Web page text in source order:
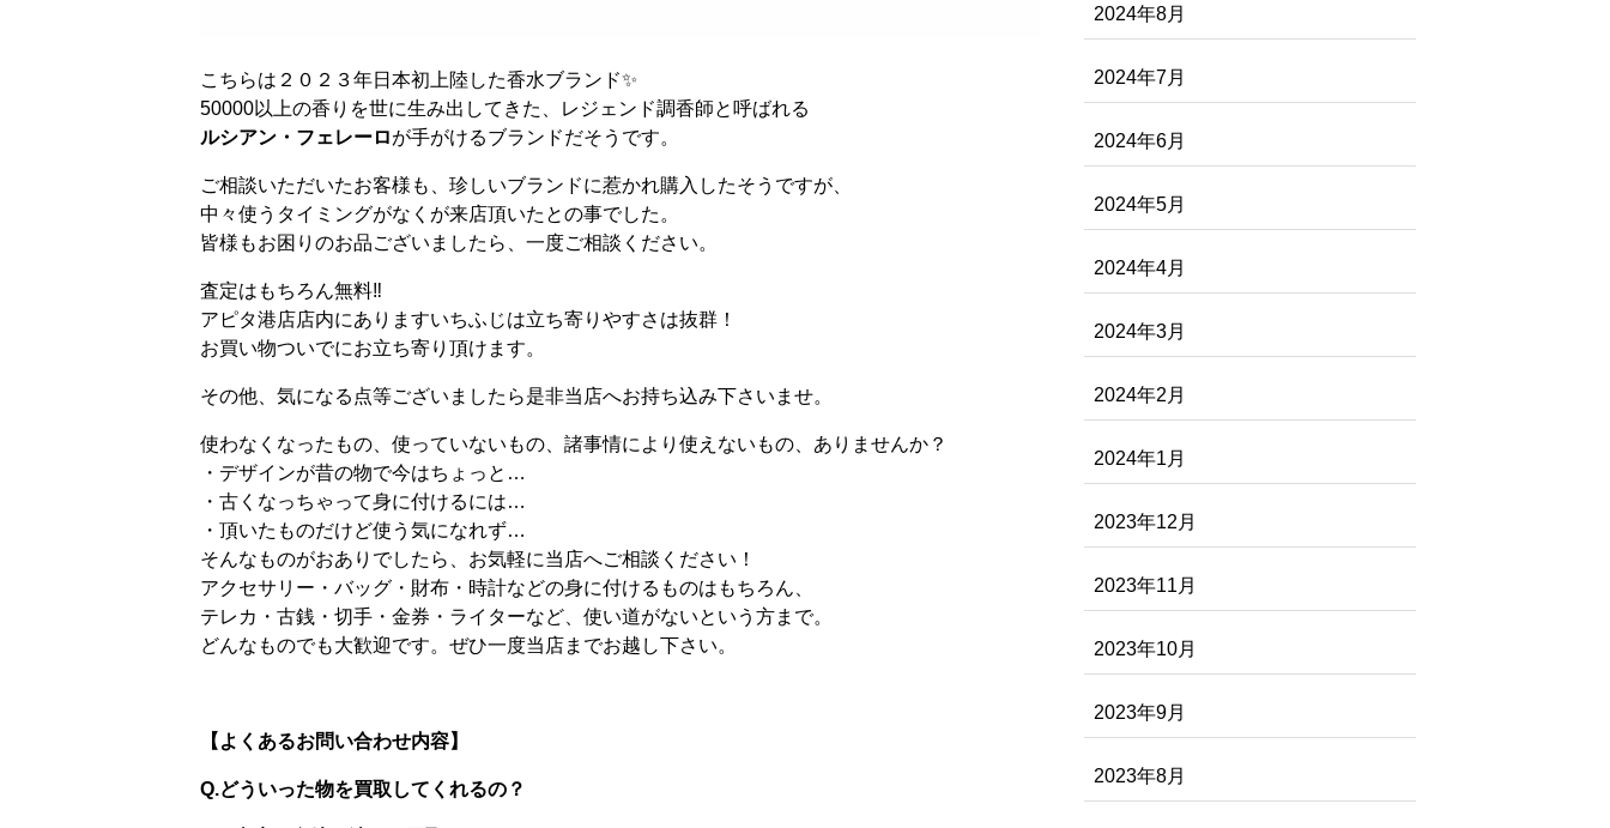
こちらは２０２３年日本初上陸した香水ブランド✨
50000以上の香りを世に生み出してきた、レジェンド調香師と呼ばれる
ルシアン・フェレーロが手がけるブランドだそうです。
ご相談いただいたお客様も、珍しいブランドに惹かれ購入したそうですが、
中々使うタイミングがなくが来店頂いたとの事でした。
皆様もお困りのお品ございましたら、一度ご相談ください。
査定はもちろん無料‼
アピタ港店店内にありますいちふじは立ち寄りやすさは抜群！
お買い物ついでにお立ち寄り頂けます。
その他、気になる点等ございましたら是非当店へお持ち込み下さいませ。
使わなくなったもの、使っていないもの、諸事情により使えないもの、ありませんか？
・デザインが昔の物で今はちょっと…
・古くなっちゃって身に付けるには…
・頂いたものだけど使う気になれず…
そんなものがおありでしたら、お気軽に当店へご相談ください！
アクセサリー・バッグ・財布・時計などの身に付けるものはもちろん、
テレカ・古銭・切手・金券・ライターなど、使い道がないという方まで。
どんなものでも大歓迎です。ぜひ一度当店までお越し下さい。
【よくあるお問い合わせ内容】
Q.どういった物を買取してくれるの？
2024年8月
2024年7月
2024年6月
2024年5月
2024年4月
2024年3月
2024年2月
2024年1月
2023年12月
2023年11月
2023年10月
2023年9月
2023年8月